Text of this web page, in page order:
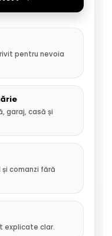
pentru nevoia
garaj, casă și
comanzi fără
explicate clar.